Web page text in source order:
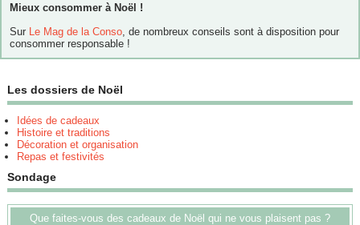
Mieux consommer à Noël !
Sur
Le Mag de la Conso , de nombreux conseils sont à disposition pour
consommer responsable !
Les dossiers de Noël
Idées de cadeaux
Histoire et traditions
Décoration et organisation
Repas et festivités
Sondage
Que faites-vous des cadeaux de Noël qui ne vous plaisent pas ?